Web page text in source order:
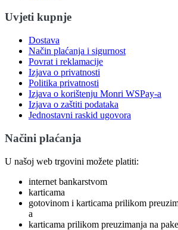
Uvjeti kupnje
Dostava
Način plaćanja i sigurnost
Povrat i reklamacije
Izjava o privatnosti
Politika privatnosti
Izjava o korištenju Monri WSPay-a
Izjava o zaštiti podataka
Jednostavni raskid ugovora
Načini plaćanja
U našoj web trgovini možete platiti:
internet bankarstvom
karticama
gotovinom i karticama prilikom
a
karticama prilikom preuzimanja na